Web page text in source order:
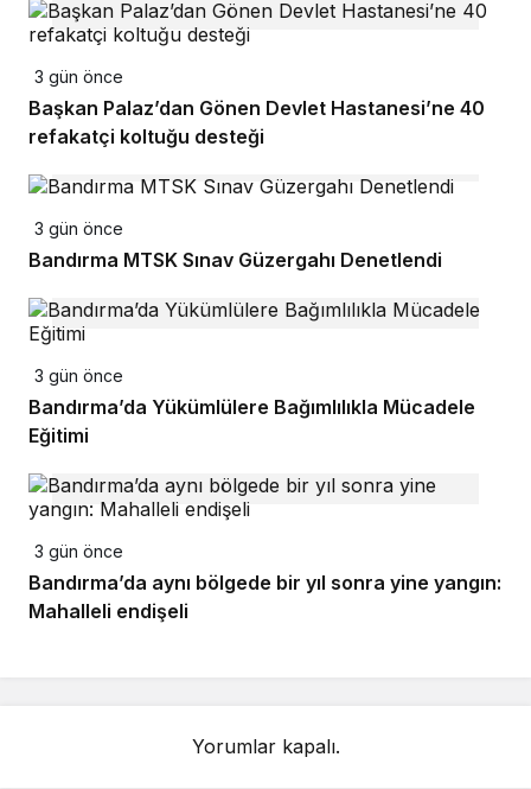
3 gün önce
Başkan Palaz’dan Gönen Devlet Hastanesi’ne 40
refakatçi koltuğu desteği
3 gün önce
Bandırma MTSK Sınav Güzergahı Denetlendi
3 gün önce
Bandırma’da Yükümlülere Bağımlılıkla Mücadele
Eğitimi
3 gün önce
Bandırma’da aynı bölgede bir yıl sonra yine yangın:
Mahalleli endişeli
Yorumlar kapalı.